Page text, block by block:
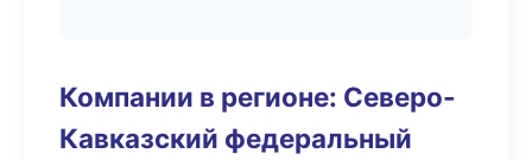
Компании в регионе: Северо-
Кавказский федеральный